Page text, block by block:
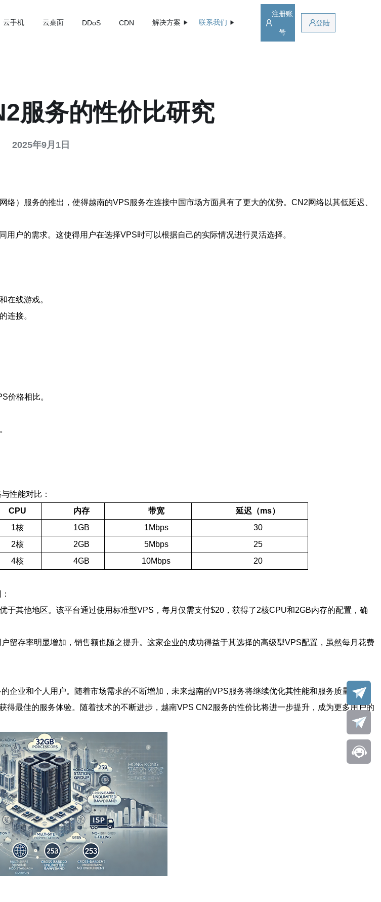
云手机 云桌面 DDoS CDN 解决方案 联系我们
注册账
号
登陆
服务的性价比研究
2025年9月1日
）服务的推出，使得越南的VPS服务在连接中国市场方面具有了更大的优势。CN2网络以其低延迟、
户的需求。这使得用户在选择VPS时可以根据自己的实际情况进行灵活选择。
在线游戏。
连接。
价格相比。
性能对比：
CPU 内存 带宽
延迟（ms）
1核 1GB 1Mbps
30
2核 2GB 5Mbps
25
4核 4GB 10Mbps 20
其他地区。该平台通过使用标准型VPS，每月仅需支付$20，获得了2核CPU和2GB内存的配置，确
留存率明显增加，销售额也随之提升。这家企业的成功得益于其选择的高级型VPS配置，虽然每月花费
企业和个人用户。随着市场需求的不断增加，未来越南的VPS服务将继续优化其性能和服务质量。
最佳的服务体验。随着技术的不断进步，越南VPS CN2服务的性价比将进一步提升，成为更多用户的